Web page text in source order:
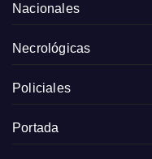
Nacionales
Necrológicas
Policiales
Portada